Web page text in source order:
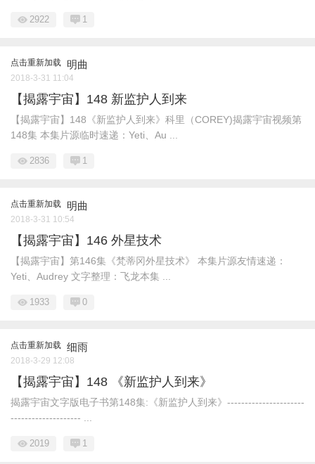
2922 1
点击重新加载 明曲
2018-3-31 11:04
【揭露宇宙】148 新监护人到来
【揭露宇宙】148《新监护人到来》科里（COREY)揭露宇宙视频第
148集 本集片源临时速递：Yeti、Au ...
2836 1
点击重新加载 明曲
2018-3-31 10:54
【揭露宇宙】146 外星技术
【揭露宇宙】第146集《梵蒂冈外星技术》 本集片源友情速递：
Yeti、Audrey 文字整理：飞龙本集 ...
1933 0
点击重新加载 细雨
2018-3-29 12:08
【揭露宇宙】148 《新监护人到来》
揭露宇宙文字版电子书第148集:《新监护人到来》----------------------
-------------------- ...
2019 1